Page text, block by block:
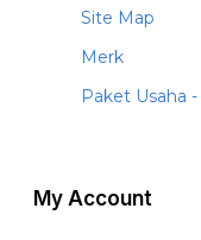
Site Map
Merk
Paket Usaha
My Account